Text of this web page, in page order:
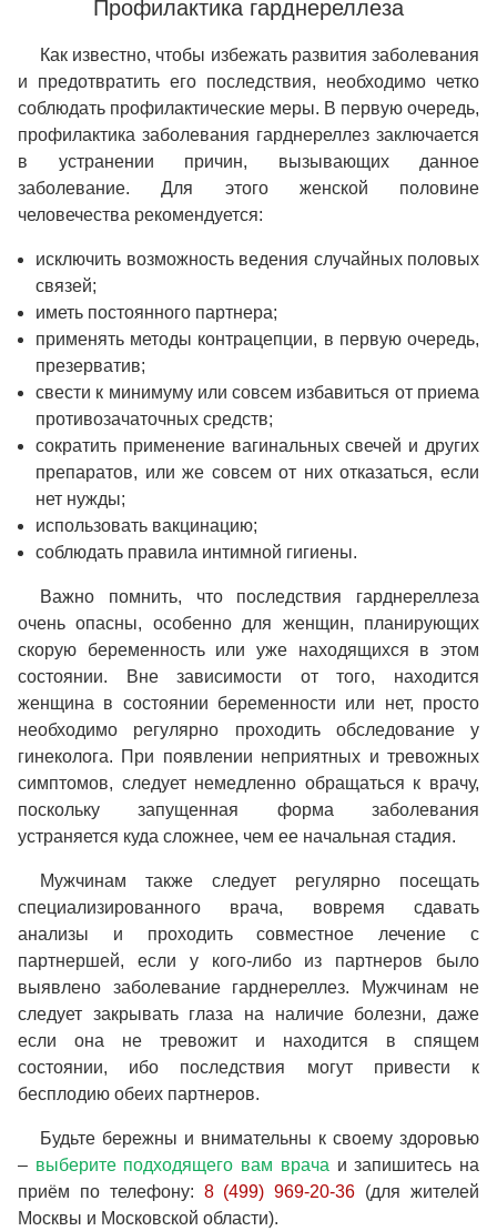
Профилактика гарднереллеза
Как известно, чтобы избежать развития заболевания
и предотвратить его последствия, необходимо четко
соблюдать профилактические меры. В первую очередь,
профилактика заболевания гарднереллез заключается
в устранении причин, вызывающих данное
заболевание. Для этого женской половине
человечества рекомендуется:
исключить возможность ведения случайных половых
связей;
иметь постоянного партнера;
применять методы контрацепции, в первую очередь,
презерватив;
свести к минимуму или совсем избавиться от приема
противозачаточных средств;
сократить применение вагинальных свечей и других
препаратов, или же совсем от них отказаться, если
нет нужды;
использовать вакцинацию;
соблюдать правила интимной гигиены.
Важно помнить, что последствия гарднереллеза
очень опасны, особенно для женщин, планирующих
скорую беременность или уже находящихся в этом
состоянии. Вне зависимости от того, находится
женщина в состоянии беременности или нет, просто
необходимо регулярно проходить обследование у
гинеколога. При появлении неприятных и тревожных
симптомов, следует немедленно обращаться к врачу,
поскольку запущенная форма заболевания
устраняется куда сложнее, чем ее начальная стадия.
Мужчинам также следует регулярно посещать
специализированного врача, вовремя сдавать
анализы и проходить совместное лечение с
партнершей, если у кого-либо из партнеров было
выявлено заболевание гарднереллез. Мужчинам не
следует закрывать глаза на наличие болезни, даже
если она не тревожит и находится в спящем
состоянии, ибо последствия могут привести к
бесплодию обеих партнеров.
Будьте бережны и внимательны к своему здоровью
– выберите подходящего вам врача и запишитесь на
приём по телефону: 8 (499) 969-20-36 (для жителей
Москвы и Московской области).